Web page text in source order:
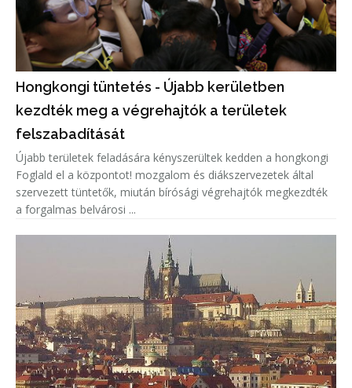
Hongkongi tüntetés - Újabb kerületben
kezdték meg a végrehajtók a területek
felszabadítását
Újabb területek feladására kényszerültek kedden a hongkongi
Foglald el a központot! mozgalom és diákszervezetek által
szervezett tüntetők, miután bírósági végrehajtók megkezdték
a forgalmas belvárosi ...